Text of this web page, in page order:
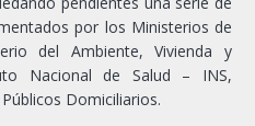
por los Ministerios de
del Ambiente, Vivienda y
Nacional de Salud – INS,
Domiciliarios.